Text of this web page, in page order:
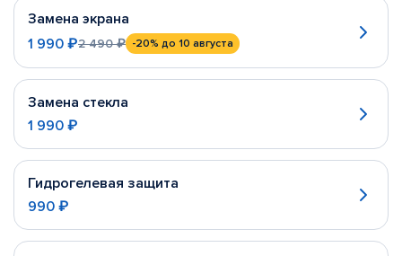
Замена экрана
1 990 ₽2 490 ₽ -20% до 10 августа
Замена стекла
1 990 ₽
Гидрогелевая защита
990 ₽